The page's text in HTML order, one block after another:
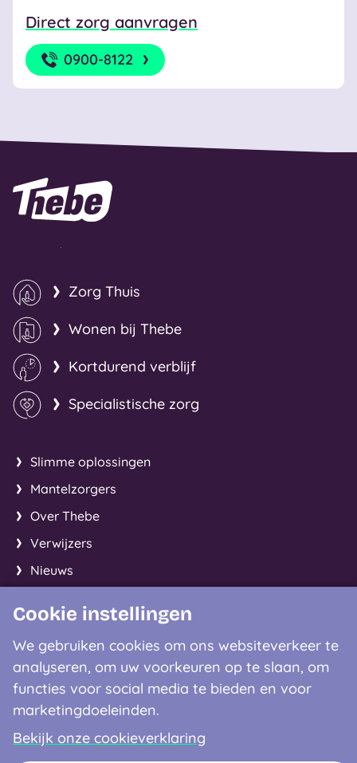
Cookie instellingen
We gebruiken cookies om ons websiteverkeer te
analyseren, om uw voorkeuren op te slaan, om
functies voor social media te bieden en voor
marketingdoeleinden.
Bekijk onze cookieverklaring
Direct zorg aanvragen
0900-8122
Naar homepage
Zorg Thuis
Wonen bij Thebe
Kortdurend verblijf
Specialistische zorg
Slimme oplossingen
Mantelzorgers
Over Thebe
Verwijzers
Nieuws
Contactgegevens
0900 - 8122